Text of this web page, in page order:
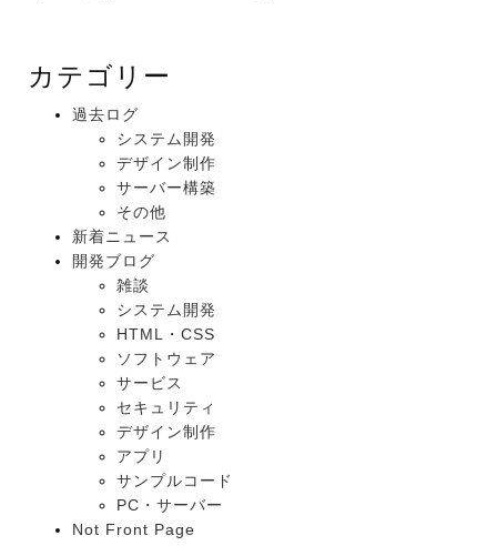
カテゴリー
過去ログ
システム開発
デザイン制作
サーバー構築
その他
新着ニュース
開発ブログ
雑談
システム開発
HTML・CSS
ソフトウェア
サービス
セキュリティ
デザイン制作
アプリ
サンプルコード
PC・サーバー
Not Front Page